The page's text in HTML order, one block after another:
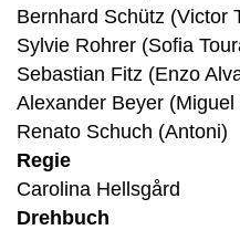
Bernhard Schütz (Victor
Sylvie Rohrer (Sofia
Sebastian Fitz (Enzo
Alexander Beyer (Miguel
Renato Schuch (Antoni)
Regie
Carolina Hellsgård
Drehbuch